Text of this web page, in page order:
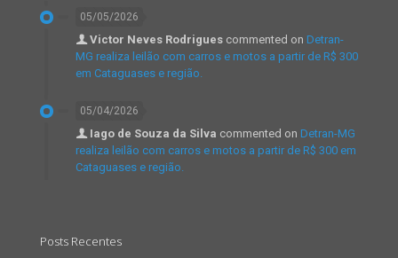
05/05/2026
Victor Neves Rodrigues commented on Detran-
MG realiza leilão com carros e motos a partir de R$ 300
em Cataguases e região.
05/04/2026
Iago de Souza da Silva commented on Detran-MG
realiza leilão com carros e motos a partir de R$ 300 em
Cataguases e região.
Posts Recentes